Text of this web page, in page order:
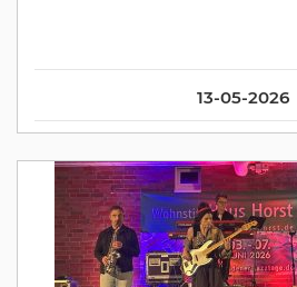
13-05-2026